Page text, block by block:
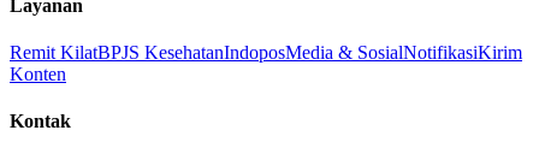
Layanan
Remit KilatBPJS KesehatanIndoposMedia & SosialNotifikasiKirim
Konten
Kontak